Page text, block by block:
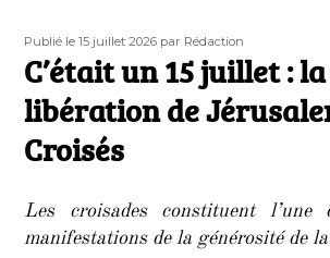
Publié
le
Publié le 15 juillet 2026 Auteur
par Rédaction
C’était un 15 juillet : la
libération de
Croisés
Les croisades constituent l’une
manifestations de la générosité de